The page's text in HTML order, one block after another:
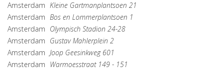
Amsterdam Kleine Gartmanplantsoen 21
Amsterdam Bos en Lommerplantsoen 1
Amsterdam Olympisch Stadion 24-28
Amsterdam Gustav Mahlerplein 2
Amsterdam Joop Geesinkweg 601
Amsterdam Warmoesstraat 149 - 151